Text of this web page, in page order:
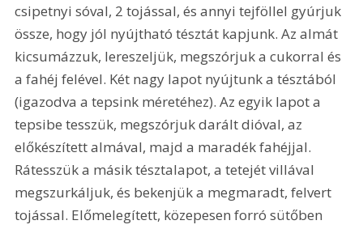
csipetnyi sóval, 2 tojással, és annyi tejföllel gyúrjuk
össze, hogy jól nyújtható tésztát kapjunk. Az almát
kicsumázzuk, lereszeljük, megszórjuk a cukorral és
a fahéj felével. Két nagy lapot nyújtunk a tésztából
(igazodva a tepsink méretéhez). Az egyik lapot a
tepsibe tesszük, megszórjuk darált dióval, az
előkészített almával, majd a maradék fahéjjal.
Rátesszük a másik tésztalapot, a tetejét villával
megszurkáljuk, és bekenjük a megmaradt, felvert
tojással. Előmelegített, közepesen forró sütőben